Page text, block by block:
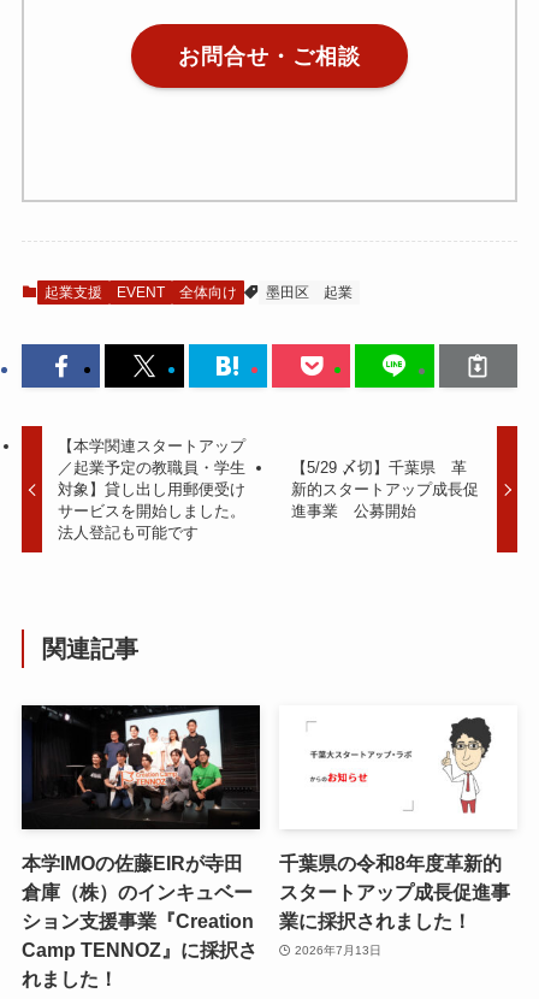
お問合せ・ご相談
起業支援 EVENT 全体向け 墨田区 起業
【本学関連スタートアップ
／起業予定の教職員・学生
対象】貸し出し用郵便受け
サービスを開始しました。
法人登記も可能です
【5/29 〆切】千葉県 革
新的スタートアップ成長促
進事業 公募開始
関連記事
本学IMOの佐藤EIRが寺田
倉庫（株）のインキュベー
ション支援事業『Creation
Camp TENNOZ』に採択さ
れました！
千葉県の令和8年度⾰新的
スタートアップ成⻑促進事
業に採択されました！
2026年7月13日